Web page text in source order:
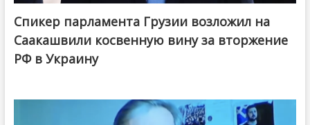
Спикер парламента Грузии возложил на
Саакашвили косвенную вину за вторжение
РФ в Украину